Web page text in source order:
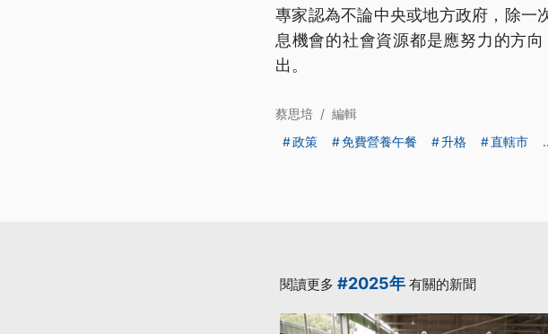
專家認為不論中央或地方政府，除一
息機會的社會資源都是應努力的方
出。
蔡思培 / 編輯
政策
免費營養午餐 升格 直轄市
閱讀更多 #2025年 有關的新聞